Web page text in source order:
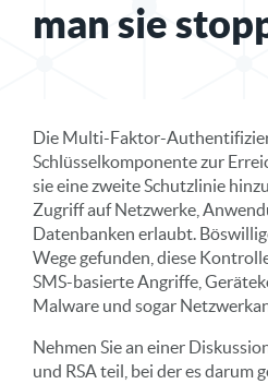
man sie
Die Multi-Faktor-
Schlüsselkomponente zur
sie eine zweite Schutzlinie
Zugriff auf Netzwerke,
Datenbanken erlaubt.
Wege gefunden, diese
SMS-basierte Angriffe,
Malware und sogar
Nehmen Sie an einer
und RSA teil, bei der es darum